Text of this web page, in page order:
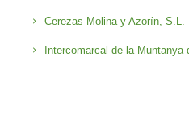
Cerezas Molina y Azorín, S.L.
Intercomarcal de la Muntanya